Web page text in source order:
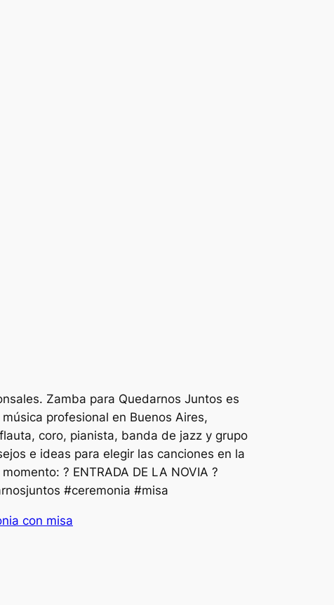
Zamba para Quedarnos Juntos es
profesional en Buenos Aires,
coro, pianista, banda de jazz y grupo
e ideas para elegir las canciones en la
? ENTRADA DE LA NOVIA ?
#ceremonia #misa
con misa